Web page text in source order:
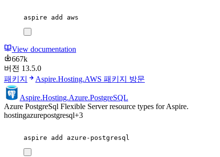
aspire add aws
View documentation
667k
버전 13.5.0
패키지
Aspire.Hosting.AWS 패키지 방문
Aspire.Hosting.Azure.PostgreSQL
Azure PostgreSql Flexible Server resource types for Aspire.
hostingazurepostgresql+3
aspire add azure-postgresql